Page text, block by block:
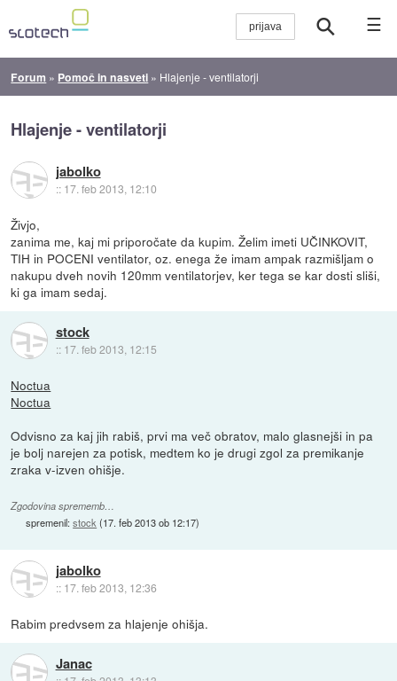
☰
Forum » Pomoč in nasveti » Hlajenje - ventilatorji
Hlajenje - ventilatorji
jabolko
:: 17. feb 2013, 12:10
Živjo,
zanima me, kaj mi priporočate da kupim. Želim imeti UČINKOVIT,
TIH in POCENI ventilator, oz. enega že imam ampak razmišljam o
nakupu dveh novih 120mm ventilatorjev, ker tega se kar dosti sliši,
ki ga imam sedaj.
stock
:: 17. feb 2013, 12:15
Noctua
Noctua
Odvisno za kaj jih rabiš, prvi ma več obratov, malo glasnejši in pa
je bolj narejen za potisk, medtem ko je drugi zgol za premikanje
zraka v-izven ohišje.
Zgodovina sprememb…
spremenil:stock (17. feb 2013 ob 12:17)
jabolko
:: 17. feb 2013, 12:36
Rabim predvsem za hlajenje ohišja.
Janac